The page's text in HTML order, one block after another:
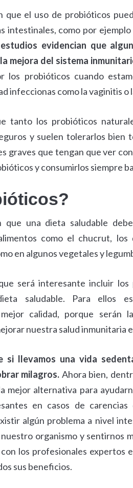
que el uso de probióticos
intestinales, como por
evidencian que
mejora del sistema
probióticos cuando
infeccionas como la vaginitis o
tanto los probióticos
y suelen tolerarlos bien
graves que tengan que ver
y consumirlos siempre
una dieta saludable
como el chucrut, los
en algunos vegetales y
será interesante incluir
saludable. Para ellos
calidad, porque serán
nuestra salud inmunitaria
llevamos una vida
milagros. Ahora bien,
mejor alternativa para
en casos de
algún problema a nivel
organismo y sentirnos
los profesionales expertos
sus beneficios.